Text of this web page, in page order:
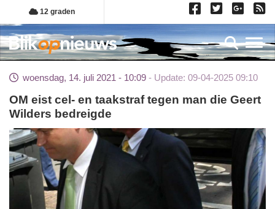
Overslaan
en
naar
de
gaan
12 graden
woensdag, 14. juli 2021 - 10:09 Update: 09-04-2025 09:10
OM eist cel- en taakstraf tegen man die Geert
Wilders bedreigde